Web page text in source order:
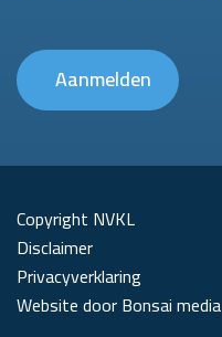
Aanmelden
Copyright NVKL
Disclaimer
Privacyverklaring
Website door Bonsai media